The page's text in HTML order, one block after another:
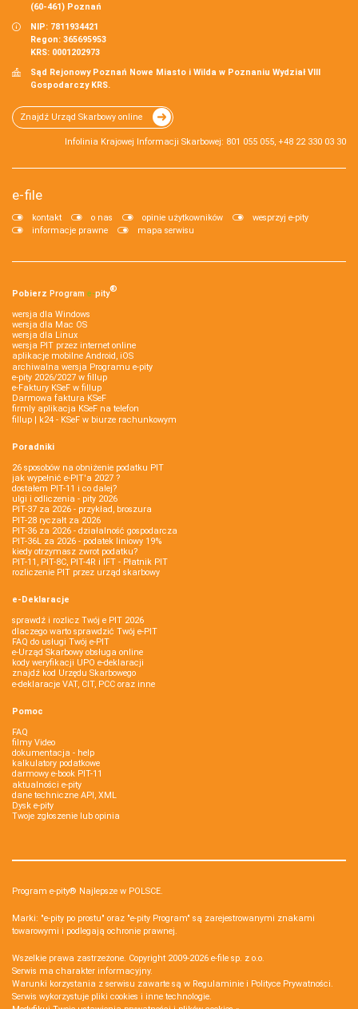
(60-461) Poznań
NIP: 7811934421
Regon: 365695953
KRS: 0001202973
Sąd Rejonowy Poznań Nowe Miasto i Wilda w Poznaniu Wydział VIII
Gospodarczy KRS.
Znajdź Urząd Skarbowy online
Infolinia Krajowej Informacji Skarbowej: 801 055 055, +48 22 330 03 30
e-file
kontakt o nas opinie użytkowników
wesprzyj e-pity
informacje prawne
mapa serwisu
Pobierz Program e‑pity®
wersja dla Windows
wersja dla Mac OS
wersja dla Linux
wersja PIT przez internet online
aplikacje mobilne Android, iOS
archiwalna wersja Programu e-pity
e-pity 2026/2027 w fillup
e‑Faktury KSeF w fillup
Darmowa faktura KSeF
firmly aplikacja KSeF na telefon
fillup | k24 - KSeF w biurze rachunkowym
Poradniki
26 sposobów na obniżenie podatku PIT
jak wypełnić e-PIT'a 2027 ?
dostałem PIT-11 i co dalej?
ulgi i odliczenia - pity 2026
PIT-37 za 2026 - przykład, broszura
PIT-28 ryczałt za 2026
PIT-36 za 2026 - działalność gospodarcza
PIT-36L za 2026 - podatek liniowy 19%
kiedy otrzymasz zwrot podatku?
PIT-11, PIT-8C, PIT-4R i IFT - Płatnik PIT
rozliczenie PIT przez urząd skarbowy
e-Deklaracje
sprawdź i rozlicz Twój e PIT 2026
dlaczego warto sprawdzić Twój e-PIT
FAQ do usługi Twój e-PIT
e-Urząd Skarbowy obsługa online
kody weryfikacji UPO e-deklaracji
znajdź kod Urzędu Skarbowego
e-deklaracje VAT, CIT, PCC oraz inne
Pomoc
FAQ
filmy Video
dokumentacja - help
kalkulatory podatkowe
darmowy e-book PIT-11
aktualności e-pity
dane techniczne API, XML
Dysk e-pity
Twoje zgłoszenie lub opinia
Program e-pity® Najlepsze w POLSCE.
Marki: "e-pity po prostu" oraz "e-pity Program" są zarejestrowanymi znakami
towarowymi i podlegają ochronie prawnej.
Wszelkie prawa zastrzeżone. Copyright 2009-2026 e-file sp. z o.o.
Serwis ma charakter informacyjny.
Warunki korzystania z serwisu zawarte są w Regulaminie i Polityce Prywatności.
Serwis wykorzystuje pliki cookies i inne technologie.